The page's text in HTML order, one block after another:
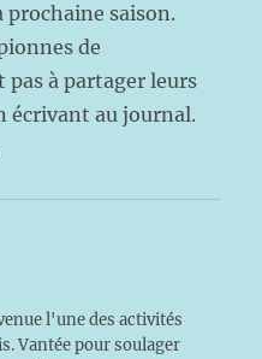
saison.
de
à partager leurs
écrivant au journal.
l'une des activités
Vantée pour soulager